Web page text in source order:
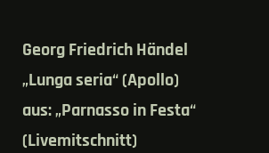
Georg Friedrich Händel
„Lunga seria“ (Apollo)
aus: „Parnasso in Festa“
(Livemitschnitt)